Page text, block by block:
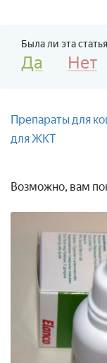
Была ли эта
Да Нет
Препараты для
для ЖКТ
Возможно, вам